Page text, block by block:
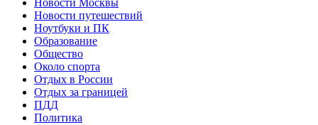
Новости путешествий
Ноутбуки и ПК
Образование
Общество
Около спорта
Отдых в России
Отдых за границей
ПДД
Политика